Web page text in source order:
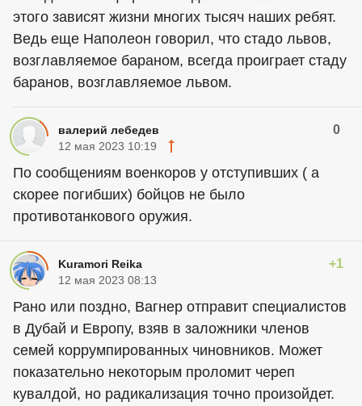
этого зависят жизни многих тысяч наших ребят.
Ведь еще Наполеон говорил, что стадо львов,
возглавляемое бараном, всегда проиграет стаду
баранов, возглавляемое львом.
валерий лебедев 0
12 мая 2023 10:19
По сообщениям военкоров у отступивших ( а
скорее погибших) бойцов не было
противотанкового оружия.
Kuramori Reika +1
12 мая 2023 08:13
Рано или поздно, Вагнер отправит специалистов
в Дубай и Европу, взяв в заложники членов
семей коррумпированных чиновников. Может
показательно некоторым проломит череп
кувалдой, но радикализация точно произойдет.